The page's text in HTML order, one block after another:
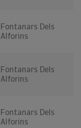
Fontanars Dels
Alforins
Fontanars Dels
Alforins
Fontanars Dels
Alforins